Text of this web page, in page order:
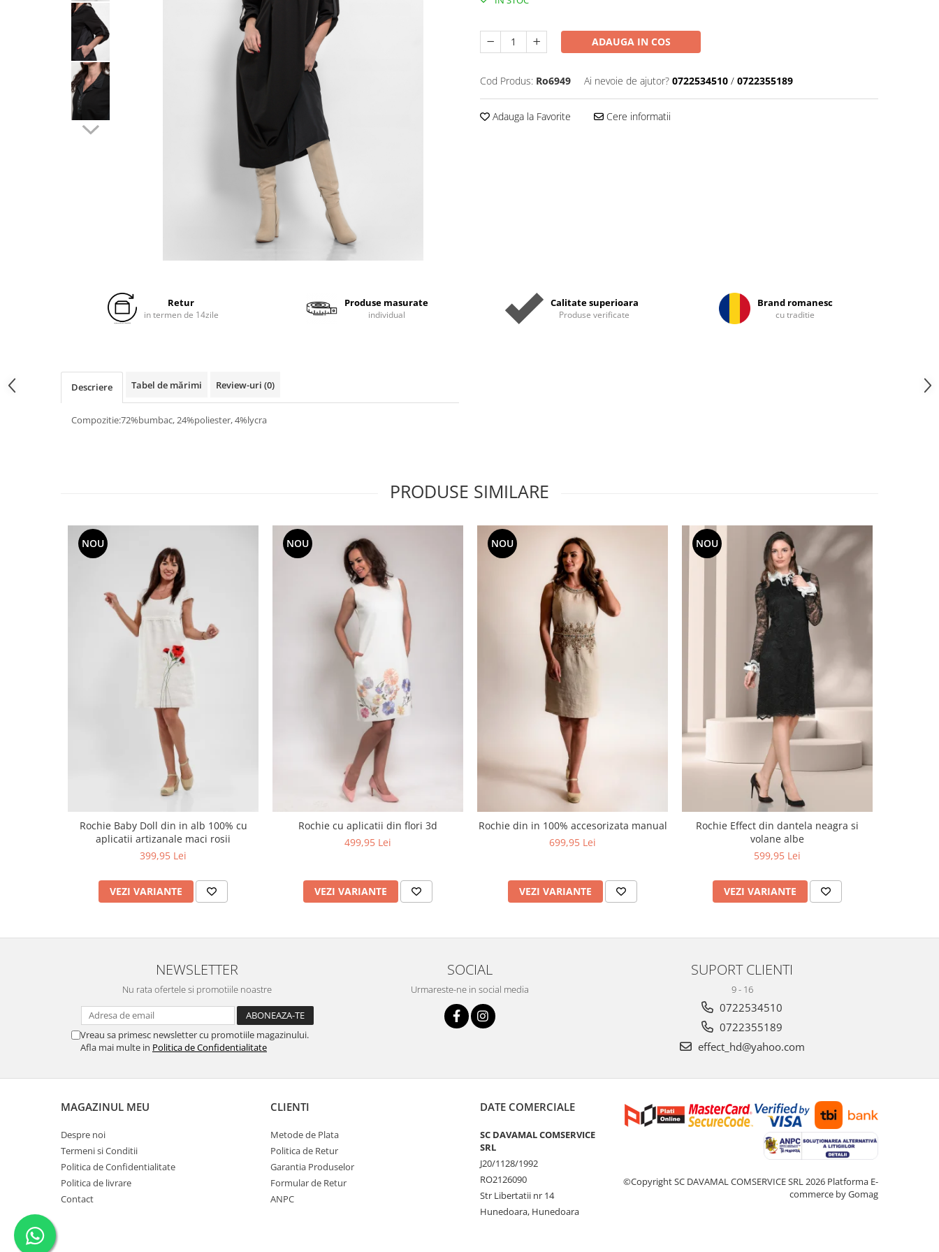
ADAUGA IN COS
Cod Produs: Ro6949 Ai nevoie de ajutor? 0722534510 / 0722355189
Adauga la Favorite Cere informatii
Retur
in termen de 14zile
Produse masurate
individual
Calitate superioara
Produse verificate
Brand romanesc
cu traditie
Descriere Tabel de mărimi Review-uri (0)
Compozitie:72%bumbac, 24%poliester, 4%lycra
PRODUSE SIMILARE
NOU
Rochie Baby Doll din in alb 100% cu
aplicatii artizanale maci rosii
399,95 Lei
VEZI VARIANTE
NOU
Rochie cu aplicatii din flori 3d
499,95 Lei
VEZI VARIANTE
NOU
Rochie din in 100% accesorizata manual
699,95 Lei
VEZI VARIANTE
NOU
Rochie Effect din dantela neagra si
volane albe
599,95 Lei
VEZI VARIANTE
NEWSLETTER
Nu rata ofertele si promotiile noastre
Vreau sa primesc newsletter cu promotiile magazinului.
Afla mai multe in Politica de Confidentialitate
SOCIAL
Urmareste-ne in social media
SUPORT CLIENTI
9 - 16
0722534510
0722355189
effect_hd@yahoo.com
MAGAZINUL MEU
Despre noi
Termeni si Conditii
Politica de Confidentialitate
Politica de livrare
Contact
CLIENTI
Metode de Plata
Politica de Retur
Garantia Produselor
Formular de Retur
ANPC
DATE COMERCIALE
SC DAVAMAL COMSERVICE
SRL
J20/1128/1992
RO2126090
Str Libertatii nr 14
Hunedoara, Hunedoara
©Copyright SC DAVAMAL COMSERVICE SRL 2026 Platforma E-
commerce by Gomag